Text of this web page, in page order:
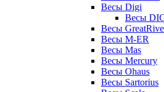
Весы Digi
Весы
Весы
Весы M-ER
Весы Mas
Весы Mercury
Весы Ohaus
Весы Sartorius